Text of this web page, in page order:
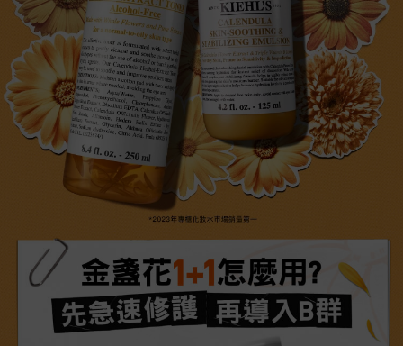
*2023年專櫃化妝水市場銷量第一​
金盞花1+1怎麼用?
先急速修復 再導入B群